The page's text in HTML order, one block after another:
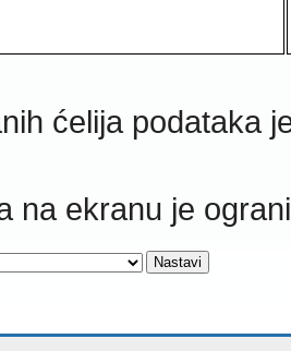
ćelija podataka
na ekranu je